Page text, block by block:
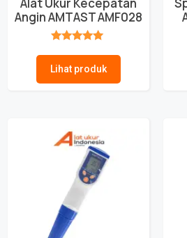
Angin AMTAST AMF028
Lihat produk